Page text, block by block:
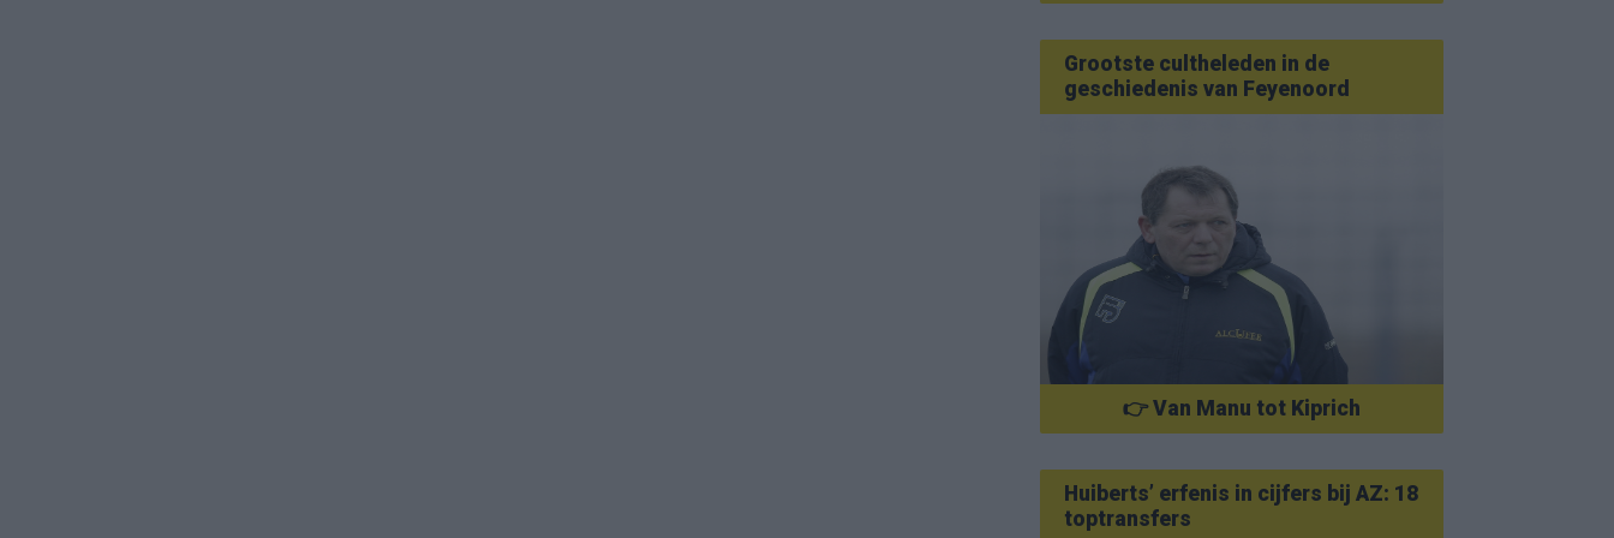
Grootste cultheleden in de
geschiedenis van Feyenoord
👉 Van Manu tot Kiprich
Huiberts’ erfenis in cijfers bij AZ: 18
toptransfers